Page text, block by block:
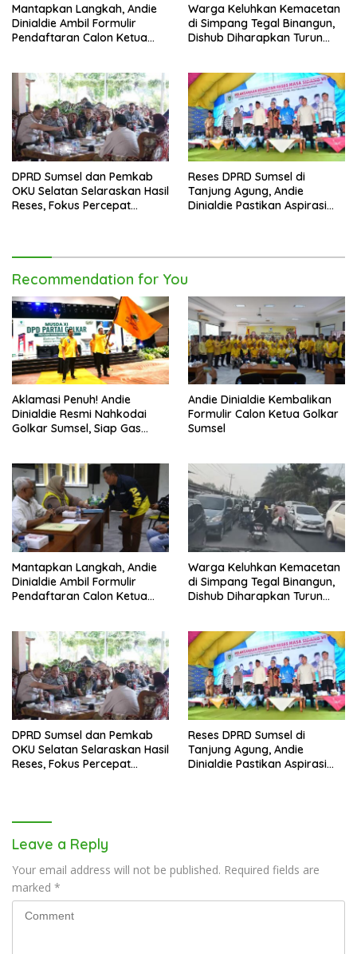
Mantapkan Langkah, Andie
Dinialdie Ambil Formulir
Pendaftaran Calon Ketua
Warga Keluhkan Kemacetan
di Simpang Tegal Binangun,
Dishub Diharapkan Turun
DPRD Sumsel dan Pemkab
OKU Selatan Selaraskan Hasil
Reses, Fokus Percepat
Reses DPRD Sumsel di
Tanjung Agung, Andie
Dinialdie Pastikan Aspirasi
Recommendation for You
Aklamasi Penuh! Andie
Dinialdie Resmi Nahkodai
Golkar Sumsel, Siap Gas
Andie Dinialdie Kembalikan
Formulir Calon Ketua Golkar
Sumsel
Mantapkan Langkah, Andie
Dinialdie Ambil Formulir
Pendaftaran Calon Ketua
Warga Keluhkan Kemacetan
di Simpang Tegal Binangun,
Dishub Diharapkan Turun
DPRD Sumsel dan Pemkab
OKU Selatan Selaraskan Hasil
Reses, Fokus Percepat
Reses DPRD Sumsel di
Tanjung Agung, Andie
Dinialdie Pastikan Aspirasi
Leave a Reply
Your email address will not be published. Required fields are
marked *